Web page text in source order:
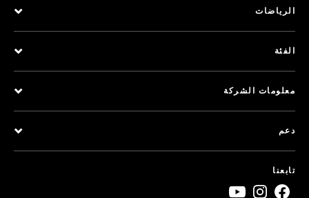
الرياضات
الفئة
معلومات الشركة
دعم
تابعنا